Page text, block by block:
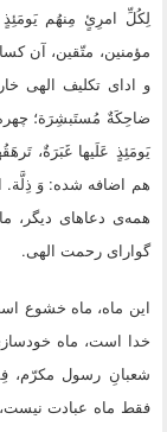
لِکُلِّ امرِئٍ مِنهُم
مؤمنین، متّقین، آن
و اداى تکلیف الهى
ضاحِکَةٌ مُستَبشِرَة؛
هم اضافه شده: وَ ذِلَّة.
همه‌ى دعاهاى
گواراى رحمت الهى.
این ماه، ماه خشوع
خدا است، ماه
شعبانِ رسول مکرّم،
فقط ماه عبادت